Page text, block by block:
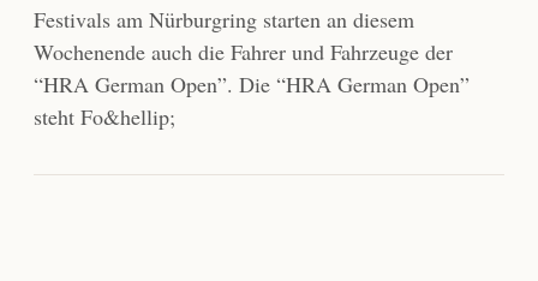
Festivals am Nürburgring starten an diesem
Wochenende auch die Fahrer und Fahrzeuge der
“HRA German Open”. Die “HRA German Open”
steht Fo&hellip;